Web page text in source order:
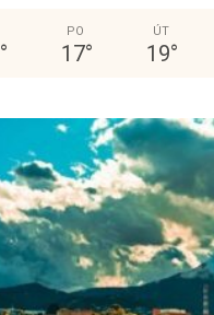
°
PO
17°
ÚT
19°